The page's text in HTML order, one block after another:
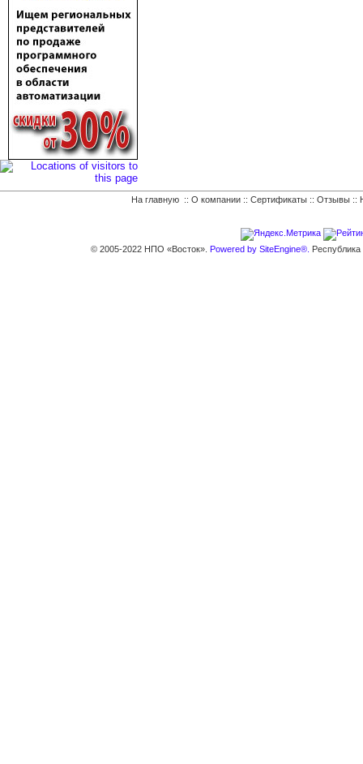
На главную :: О компании :: Сертификаты :: Отзывы ::
© 2005-2022 НПО «Восток». Powered by SiteEngine®.